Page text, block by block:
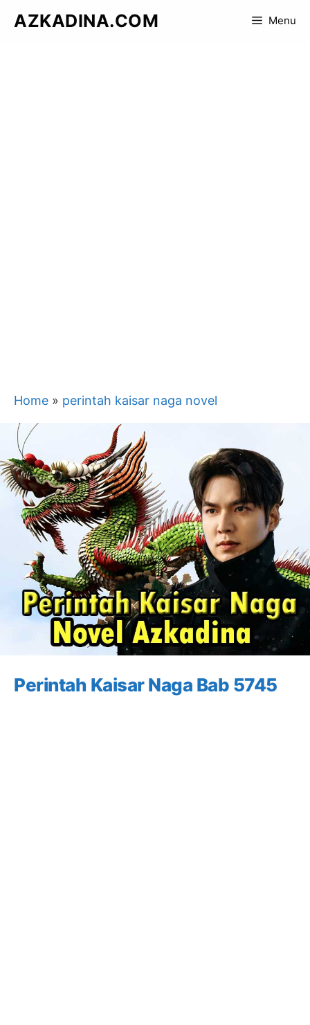
AZKADINA.COM Menu
Home » perintah kaisar naga novel
Perintah Kaisar Naga Bab 5745